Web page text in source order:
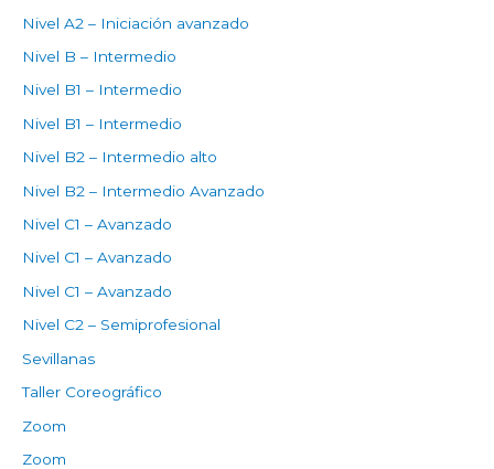
Nivel A2 – Iniciación avanzado
Nivel B – Intermedio
Nivel B1 – Intermedio
Nivel B1 – Intermedio
Nivel B2 – Intermedio alto
Nivel B2 – Intermedio Avanzado
Nivel C1 – Avanzado
Nivel C1 – Avanzado
Nivel C1 – Avanzado
Nivel C2 – Semiprofesional
Sevillanas
Taller Coreográfico
Zoom
Zoom